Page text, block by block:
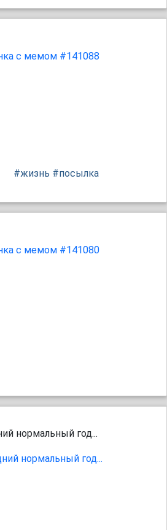
#жизнь #посылка
нормальный год...